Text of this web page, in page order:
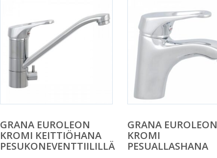
GRANA EUROLEON
KROMI KEITTIÖHANA
PESUKONEVENTTIILILLÄ
GRANA EUROLEON
KROMI
PESUALLASHANA